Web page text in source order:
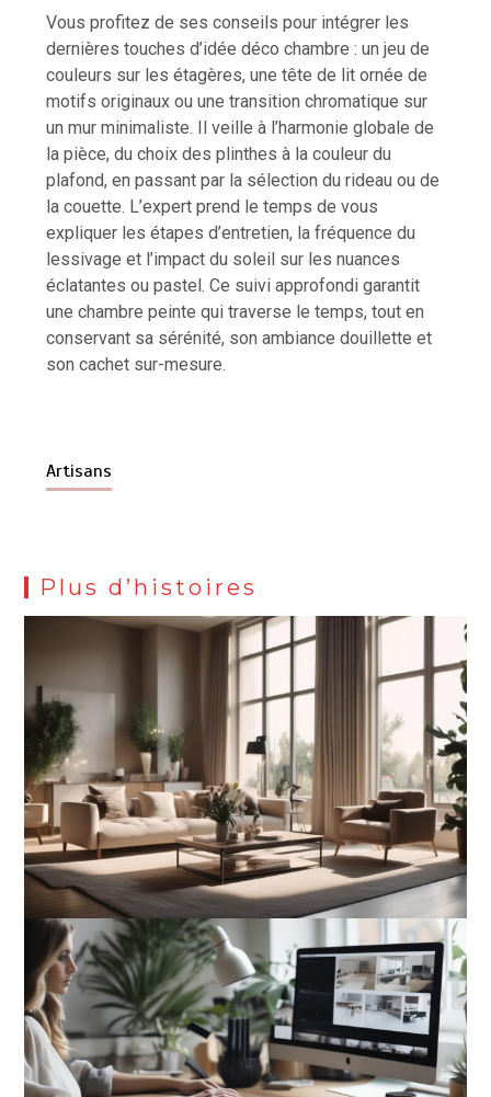
Vous profitez de ses conseils pour intégrer les
dernières touches d’idée déco chambre : un jeu de
couleurs sur les étagères, une tête de lit ornée de
motifs originaux ou une transition chromatique sur
un mur minimaliste. Il veille à l’harmonie globale de
la pièce, du choix des plinthes à la couleur du
plafond, en passant par la sélection du rideau ou de
la couette. L’expert prend le temps de vous
expliquer les étapes d’entretien, la fréquence du
lessivage et l’impact du soleil sur les nuances
éclatantes ou pastel. Ce suivi approfondi garantit
une chambre peinte qui traverse le temps, tout en
conservant sa sérénité, son ambiance douillette et
son cachet sur-mesure.
Artisans
Plus d’histoires